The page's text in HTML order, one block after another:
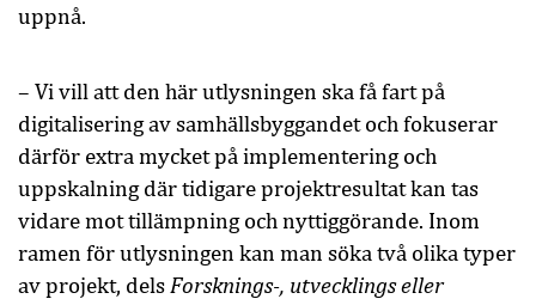
uppnå.
– Vi vill att den här utlysningen ska få fart på
digitalisering av samhällsbyggandet och fokuserar
därför extra mycket på implementering och
uppskalning där tidigare projektresultat kan tas
vidare mot tillämpning och nyttiggörande. Inom
ramen för utlysningen kan man söka två olika typer
av projekt, dels Forsknings-, utvecklings eller